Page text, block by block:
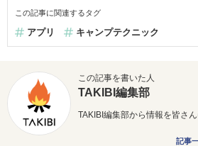
この記事に関連するタグ
アプリ キャンプテクニック
この記事を書いた人
TAKIBI編集部
TAKIBI編集部から情報を皆さ
記事